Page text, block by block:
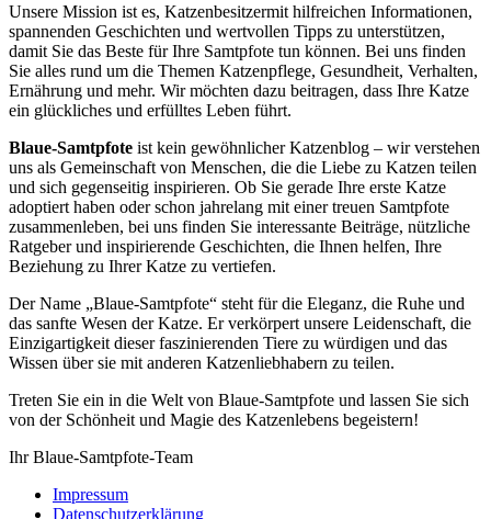
Unsere Mission ist es, Katzenbesitzermit hilfreichen Informationen,
spannenden Geschichten und wertvollen Tipps zu unterstützen,
damit Sie das Beste für Ihre Samtpfote tun können. Bei uns finden
Sie alles rund um die Themen Katzenpflege, Gesundheit, Verhalten,
Ernährung und mehr. Wir möchten dazu beitragen, dass Ihre Katze
ein glückliches und erfülltes Leben führt.
Blaue-Samtpfote ist kein gewöhnlicher Katzenblog – wir verstehen
uns als Gemeinschaft von Menschen, die die Liebe zu Katzen teilen
und sich gegenseitig inspirieren. Ob Sie gerade Ihre erste Katze
adoptiert haben oder schon jahrelang mit einer treuen Samtpfote
zusammenleben, bei uns finden Sie interessante Beiträge, nützliche
Ratgeber und inspirierende Geschichten, die Ihnen helfen, Ihre
Beziehung zu Ihrer Katze zu vertiefen.
Der Name „Blaue-Samtpfote“ steht für die Eleganz, die Ruhe und
das sanfte Wesen der Katze. Er verkörpert unsere Leidenschaft, die
Einzigartigkeit dieser faszinierenden Tiere zu würdigen und das
Wissen über sie mit anderen Katzenliebhabern zu teilen.
Treten Sie ein in die Welt von Blaue-Samtpfote und lassen Sie sich
von der Schönheit und Magie des Katzenlebens begeistern!
Ihr Blaue-Samtpfote-Team
Impressum
Datenschutzerklärung